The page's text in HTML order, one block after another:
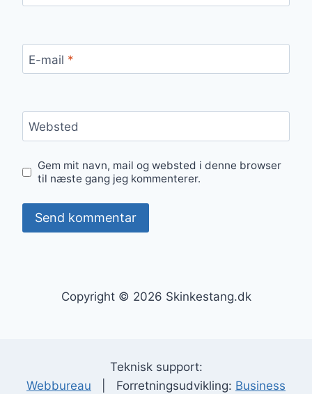
E-mail *
Websted
Gem mit navn, mail og websted i denne browser
til næste gang jeg kommenterer.
Copyright © 2026 Skinkestang.dk
Teknisk support:
Webbureau | Forretningsudvikling: Business